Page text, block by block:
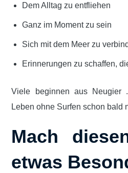
Dem Alltag zu entfliehen
Ganz im Moment zu sein
Sich mit dem Meer zu
Erinnerungen zu schaffen,
Viele beginnen aus Neugier
Leben ohne Surfen schon bald
Mach
etwas